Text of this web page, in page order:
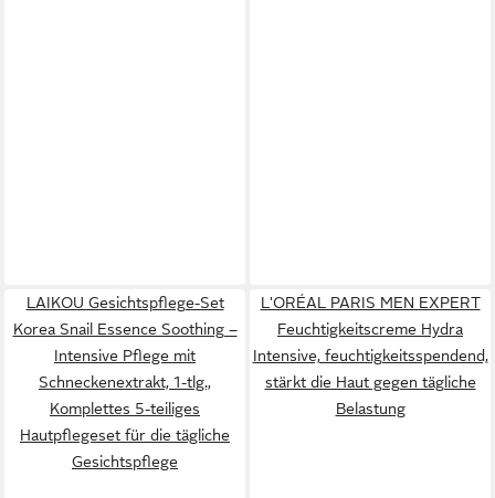
LAIKOU Gesichtspflege-Set
Korea Snail Essence Soothing –
Intensive Pflege mit
Schneckenextrakt, 1-tlg.,
Komplettes 5-teiliges
Hautpflegeset für die tägliche
Gesichtspflege
L'ORÉAL PARIS MEN EXPERT
Feuchtigkeitscreme Hydra
Intensive, feuchtigkeitsspendend,
stärkt die Haut gegen tägliche
Belastung